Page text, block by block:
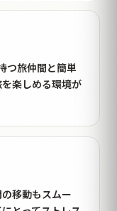
つ旅仲間と簡単
楽しめる環境が
移動もスムー